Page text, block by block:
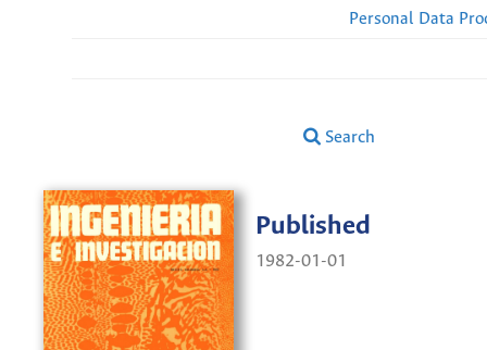
Personal Data
Search
Published
1982-01-01